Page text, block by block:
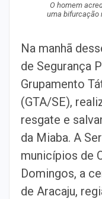
O homem
uma bifurcação
Na manhã
de Segurança
Grupamento
(GTA/SE),
resgate e
da Miaba. A
municípios de
Domingos, a
de Aracaju,